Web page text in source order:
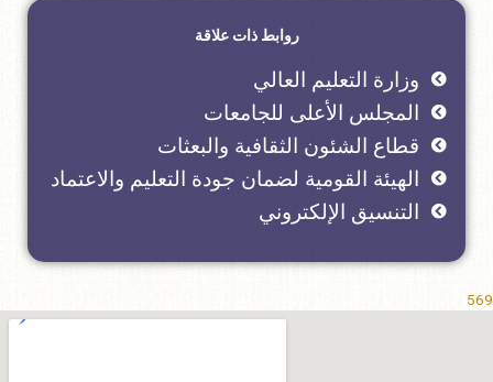
روابط ذات علاقة
وزارة التعليم العالي
المجلس الأعلى للجامعات
قطاع الشئون الثقافية والبعثات
الهيئة القومية لضمان جودة التعليم والاعتماد
التنسيق الإلكتروني
569